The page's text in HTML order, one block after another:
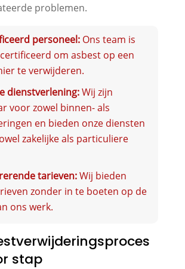
problemen.
personeel:Ons team is
om asbest op een
te verwijderen.
dienstverlening:Wij zijn
voor zowel binnen- als
en bieden onze diensten
zakelijke als particuliere
tarieven:Wij bieden
zonder in te boeten op de
ons werk.
stap